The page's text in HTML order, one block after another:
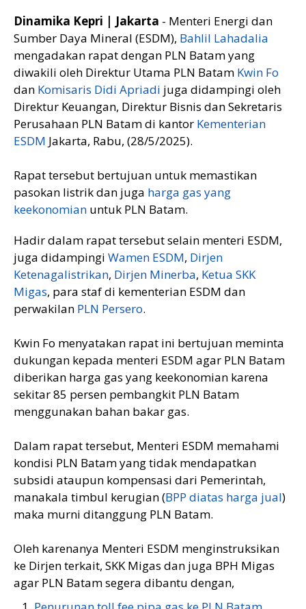
Dinamika Kepri | Jakarta - Menteri Energi dan
Sumber Daya Mineral (ESDM), Bahlil Lahadalia
mengadakan rapat dengan PLN Batam yang
diwakili oleh Direktur Utama PLN Batam Kwin Fo
dan Komisaris Didi Apriadi juga didampingi oleh
Direktur Keuangan, Direktur Bisnis dan Sekretaris
Perusahaan PLN Batam di kantor Kementerian
ESDM Jakarta, Rabu, (28/5/2025).
Rapat tersebut bertujuan untuk memastikan
pasokan listrik dan juga harga gas yang
keekonomian untuk PLN Batam.
Hadir dalam rapat tersebut selain menteri ESDM,
juga didampingi Wamen ESDM, Dirjen
Ketenagalistrikan, Dirjen Minerba, Ketua SKK
Migas, para staf di kementerian ESDM dan
perwakilan PLN Persero.
Kwin Fo menyatakan rapat ini bertujuan meminta
dukungan kepada menteri ESDM agar PLN Batam
diberikan harga gas yang keekonomian karena
sekitar 85 persen pembangkit PLN Batam
menggunakan bahan bakar gas.
Dalam rapat tersebut, Menteri ESDM memahami
kondisi PLN Batam yang tidak mendapatkan
subsidi ataupun kompensasi dari Pemerintah,
manakala timbul kerugian (BPP diatas harga jual)
maka murni ditanggung PLN Batam.
Oleh karenanya Menteri ESDM menginstruksikan
ke Dirjen terkait, SKK Migas dan juga BPH Migas
agar PLN Batam segera dibantu dengan,